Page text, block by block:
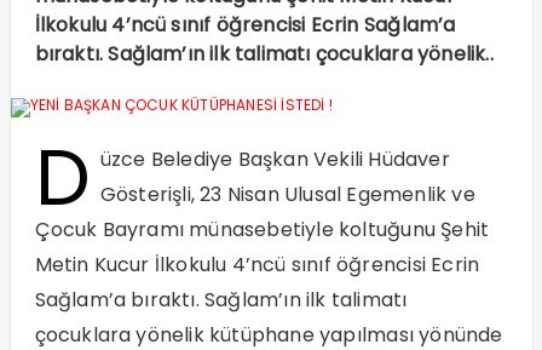
İlkokulu 4’ncü sınıf öğrencisi Ecrin Sağlam’a
bıraktı. Sağlam’ın ilk talimatı çocuklara yönelik..
D üzce Belediye Başkan Vekili Hüdaver
Gösterişli, 23 Nisan Ulusal Egemenlik ve
Çocuk Bayramı münasebetiyle koltuğunu Şehit
Metin Kucur İlkokulu 4’ncü sınıf öğrencisi Ecrin
Sağlam’a bıraktı. Sağlam’ın ilk talimatı
çocuklara yönelik kütüphane yapılması yönünde